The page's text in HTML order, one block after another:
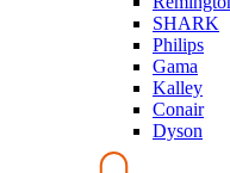
SHARK
Philips
Gama
Kalley
Conair
Dyson